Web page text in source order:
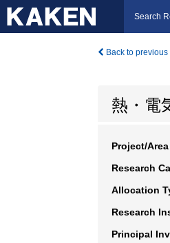
Search
Back to previous
熱・電
Project/
Research
Allocation
Research
Principal